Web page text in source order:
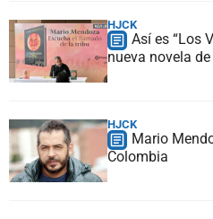
HJCK
Así es “Los
nueva novela
HJCK
Mario
Colombia